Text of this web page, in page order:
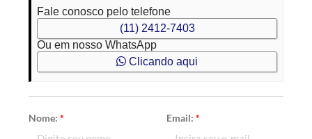
Fale conosco pelo telefone
(11) 2412-7403
Ou em nosso WhatsApp
Clicando aqui
Nome:* Email: *